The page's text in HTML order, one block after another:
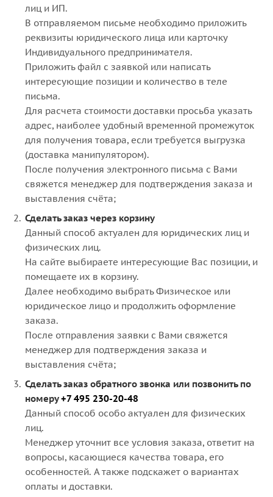
лиц и ИП.
В отправляемом письме необходимо приложить
реквизиты юридического лица или карточку
Индивидуального предпринимателя.
Приложить файл с заявкой или написать
интересующие позиции и количество в теле
письма.
Для расчета стоимости доставки просьба указать
адрес, наиболее удобный временной промежуток
для получения товара, если требуется выгрузка
(доставка манипулятором).
После получения электронного письма с Вами
свяжется менеджер для подтверждения заказа и
выставления счёта;
Сделать заказ через корзину
Данный способ актуален для юридических лиц и
физических лиц.
На сайте выбираете интересующие Вас позиции, и
помещаете их в корзину.
Далее необходимо выбрать Физическое или
юридическое лицо и продолжить оформление
заказа.
После отправления заявки с Вами свяжется
менеджер для подтверждения заказа и
выставления счёта;
Сделать заказ обратного звонка или позвонить по
номеру+7 495 230-20-48
Данный способ особо актуален для физических
лиц.
Менеджер уточнит все условия заказа, ответит на
вопросы, касающиеся качества товара, его
особенностей. А также подскажет о вариантах
оплаты и доставки.